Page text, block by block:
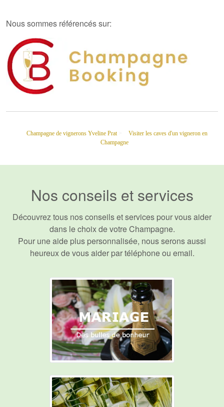
Nous sommes référencés sur:
Champagne de vignerons Yveline Prat
Visiter les caves d'un vigneron en
Champagne
Nos conseils et services
Découvrez tous nos conseils et services pour vous aider
dans le choix de votre Champagne.
Pour une aide plus personnalisée, nous serons aussi
heureux devous aider par téléphone ou email.